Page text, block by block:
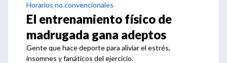
Horarios no convencionales
El entrenamiento físico de
madrugada gana adeptos
Gente que hace deporte para aliviar el estrés,
insomnes y fanáticos del ejercicio.